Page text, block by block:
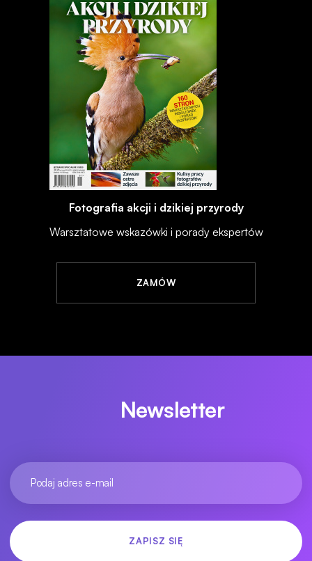
Fotografia akcji i dzikiej przyrody
Warsztatowe wskazówki i porady ekspertów
ZAMÓW
Newsletter